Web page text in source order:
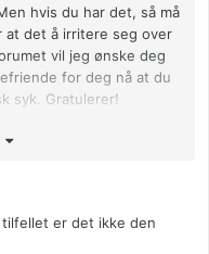
hvis du har det, så må
at det å irritere seg over
vil jeg ønske deg
for deg nå at du
syk. Gratulerer!
er det ikke den